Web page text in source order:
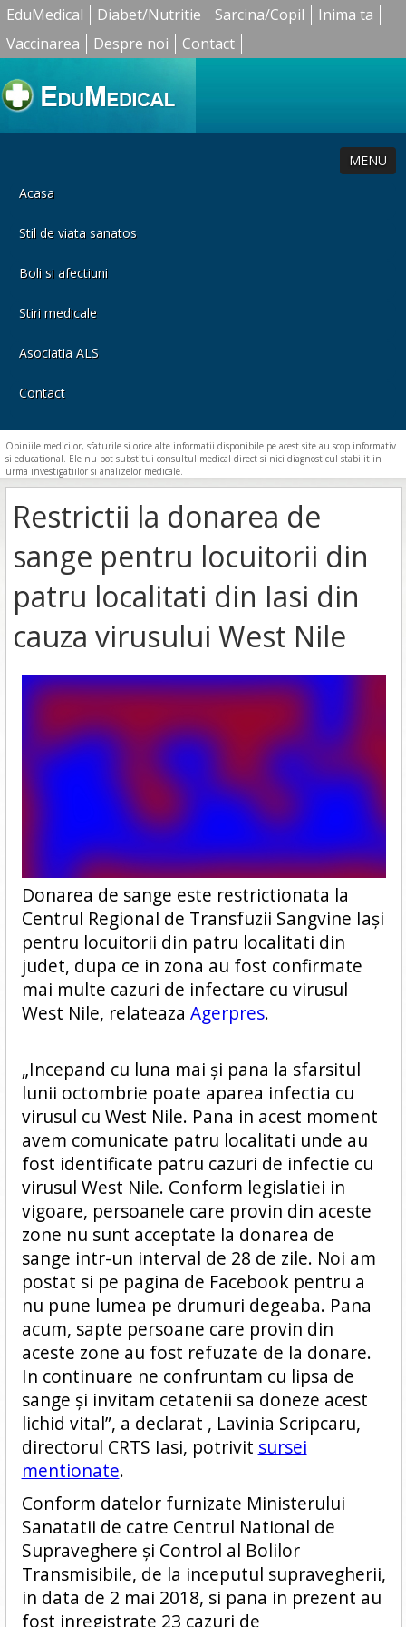
EduMedical Diabet/Nutritie Sarcina/Copil
Inima ta
Vaccinarea
Despre noi Contact
MENU
Acasa
Stil de viata sanatos
Boli si afectiuni
Stiri medicale
Asociatia ALS
Contact
Opiniile medicilor, sfaturile si orice alte informatii disponibile pe acest site au scop informativ
si educational. Ele nu pot substitui consultul medical direct si nici diagnosticul stabilit in
urma investigatiilor si analizelor medicale.
Restrictii la donarea de
sange pentru locuitorii din
patru localitati din Iasi din
cauza virusului West Nile
Donarea de sange este restrictionata la
Centrul Regional de Transfuzii Sangvine Iaşi
pentru locuitorii din patru localitati din
judet, dupa ce in zona au fost confirmate
mai multe cazuri de infectare cu virusul
West Nile, relateaza Agerpres.
„Incepand cu luna mai şi pana la sfarsitul
lunii octombrie poate aparea infectia cu
virusul cu West Nile. Pana in acest moment
avem comunicate patru localitati unde au
fost identificate patru cazuri de infectie cu
virusul West Nile. Conform legislatiei in
vigoare, persoanele care provin din aceste
zone nu sunt acceptate la donarea de
sange intr-un interval de 28 de zile. Noi am
postat si pe pagina de Facebook pentru a
nu pune lumea pe drumuri degeaba. Pana
acum, sapte persoane care provin din
aceste zone au fost refuzate de la donare.
In continuare ne confruntam cu lipsa de
sange şi invitam cetatenii sa doneze acest
lichid vital”, a declarat , Lavinia Scripcaru,
directorul CRTS Iasi, potrivit sursei
mentionate.
Conform datelor furnizate Ministerului
Sanatatii de catre Centrul National de
Supraveghere şi Control al Bolilor
Transmisibile, de la inceputul supravegherii,
in data de 2 mai 2018, si pana in prezent au
fost inregistrate 23 cazuri de